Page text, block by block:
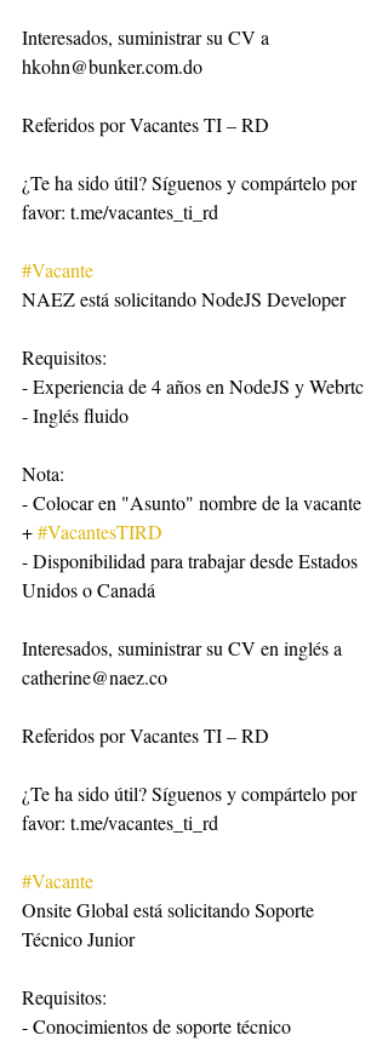
Interesados, suministrar su CV a
hkohn@bunker.com.do
Referidos por Vacantes TI – RD
¿Te ha sido útil? Síguenos y compártelo por
favor: t.me/vacantes_ti_rd
#Vacante
NAEZ está solicitando NodeJS Developer
Requisitos:
- Experiencia de 4 años en NodeJS y Webrtc
- Inglés fluido
Nota:
- Colocar en "Asunto" nombre de la vacante
+ #VacantesTIRD
- Disponibilidad para trabajar desde Estados
Unidos o Canadá
Interesados, suministrar su CV en inglés a
catherine@naez.co
Referidos por Vacantes TI – RD
¿Te ha sido útil? Síguenos y compártelo por
favor: t.me/vacantes_ti_rd
#Vacante
Onsite Global está solicitando Soporte
Técnico Junior
Requisitos:
- Conocimientos de soporte técnico